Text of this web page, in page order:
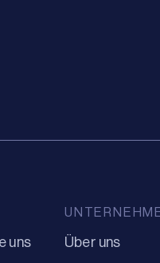
uns
Über uns